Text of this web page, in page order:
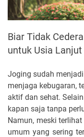
Biar Tidak
untuk Usia Lanjut
Joging sudah
menjaga kebugaran,
aktif dan sehat.
kapan saja tanpa
Namun, meski
umum yang sering